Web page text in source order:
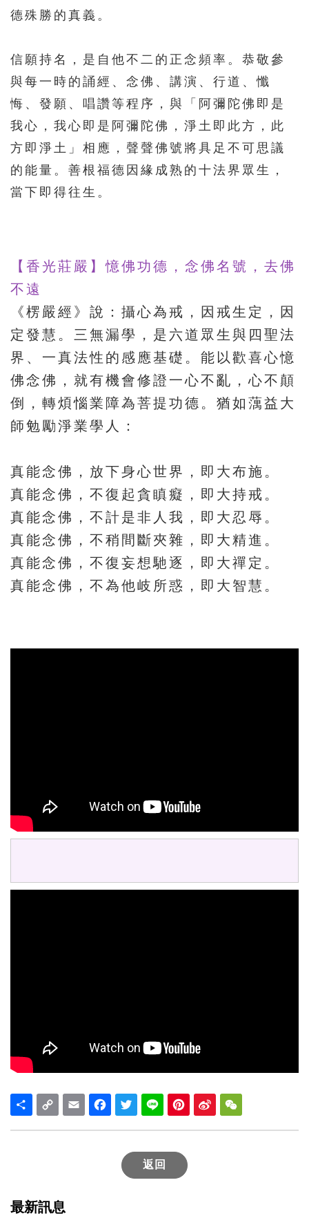
德殊勝的真義。
信願持名，是自他不二的正念頻率。恭敬參
與每一時的誦經、念佛、講演、行道、懺
悔、發願、唱讚等程序，與「阿彌陀佛即是
我心，我心即是阿彌陀佛，淨土即此方，此
方即淨土」相應，聲聲佛號將具足不可思議
的能量。善根福德因緣成熟的十法界眾生，
當下即得往生。
【香光莊嚴】憶佛功德，念佛名號，去佛
不遠
《楞嚴經》說：攝心為戒，因戒生定，因
定發慧。三無漏學，是六道眾生與四聖法
界、一真法性的感應基礎。能以歡喜心憶
佛念佛，就有機會修證一心不亂，心不顛
倒，轉煩惱業障為菩提功德。猶如蕅益大
師勉勵淨業學人：
真能念佛，放下身心世界，即大布施。
真能念佛，不復起貪瞋癡，即大持戒。
真能念佛，不計是非人我，即大忍辱。
真能念佛，不稍間斷夾雜，即大精進。
真能念佛，不復妄想馳逐，即大禪定。
真能念佛，不為他岐所惑，即大智慧。
Share
Copy
Link
Email FacebookTwitter Line Pinterest Sina
Weibo
返回
最新訊息